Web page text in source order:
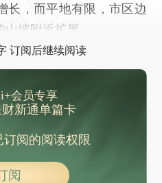
长，而平地有限，市区边
坡附近扩展。
订阅后继续阅读
会员专享
新通单篇卡
阅的阅读权限
阅